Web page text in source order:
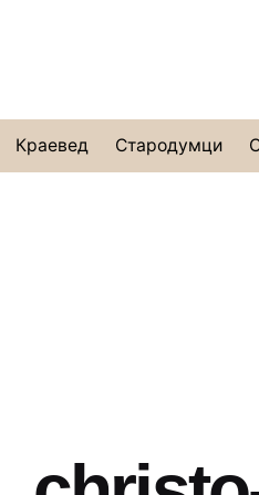
Краевед Стародумци